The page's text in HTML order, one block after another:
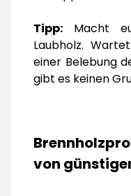
Tipp: Macht
Laubholz.
einer Belebung
gibt es keinen
von